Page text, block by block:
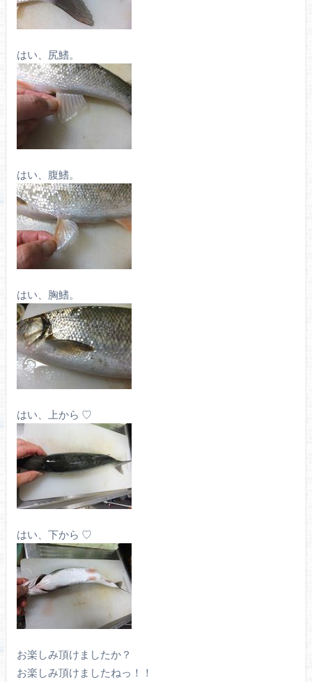
はい、尻鰭。
はい、腹鰭。
はい、胸鰭。
はい、上から ♡
はい、下から ♡
お楽しみ頂けましたか？
お楽しみ頂けましたねっ！！